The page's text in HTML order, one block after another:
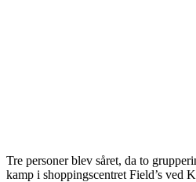
Tre personer blev såret, da to
kamp i shoppingscentret Field’s ved